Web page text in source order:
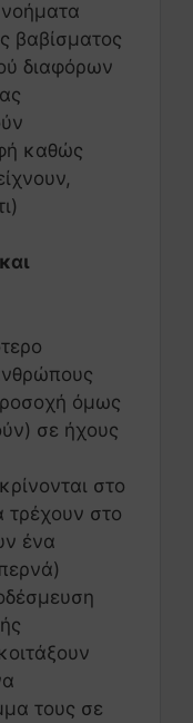
βαβίσματος
διαφόρων
καθώς
όμως
σε ήχους
στο
τρέχουν στο
ένα
τους σε